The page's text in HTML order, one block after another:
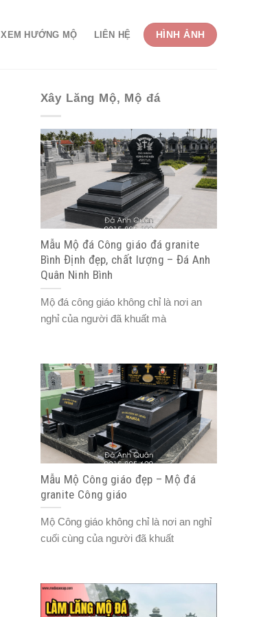
XEM HƯỚNG MỘ LIÊN HỆ HÌNH ẢNH
Xây Lăng Mộ, Mộ đá
Mẫu Mộ đá Công giáo đá granite
Bình Định đẹp, chất lượng – Đá Anh
Quân Ninh Bình
Mộ đá công giáo không chỉ là nơi an
nghỉ của người đã khuất mà
Mẫu Mộ Công giáo đẹp – Mộ đá
granite Công giáo
Mộ Công giáo không chỉ là nơi an nghỉ
cuối cùng của người đã khuất